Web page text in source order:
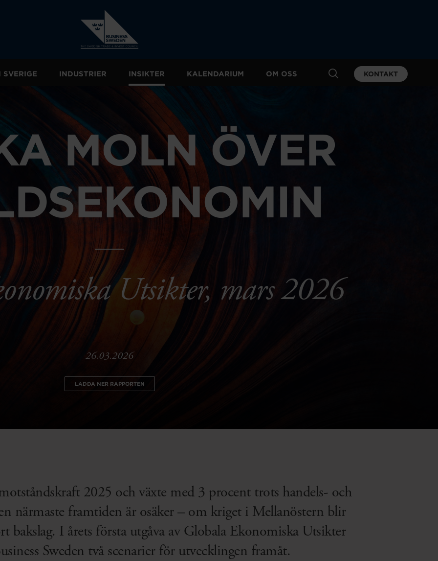
SVERIGE INDUSTRIER INSIKTER KALENDARIUM OM OSS KONTAKT
MOLN ÖVER
Utsikter, mars 2026
26.03.2026
LADDA NER RAPPORTEN
2025 och växte med 3 procent trots handels- och
närmaste framtiden är osäker – om kriget i Mellanöstern blir
bakslag. I årets första utgåva av Globala Ekonomiska Utsikter
Sweden två scenarier för utvecklingen framåt.